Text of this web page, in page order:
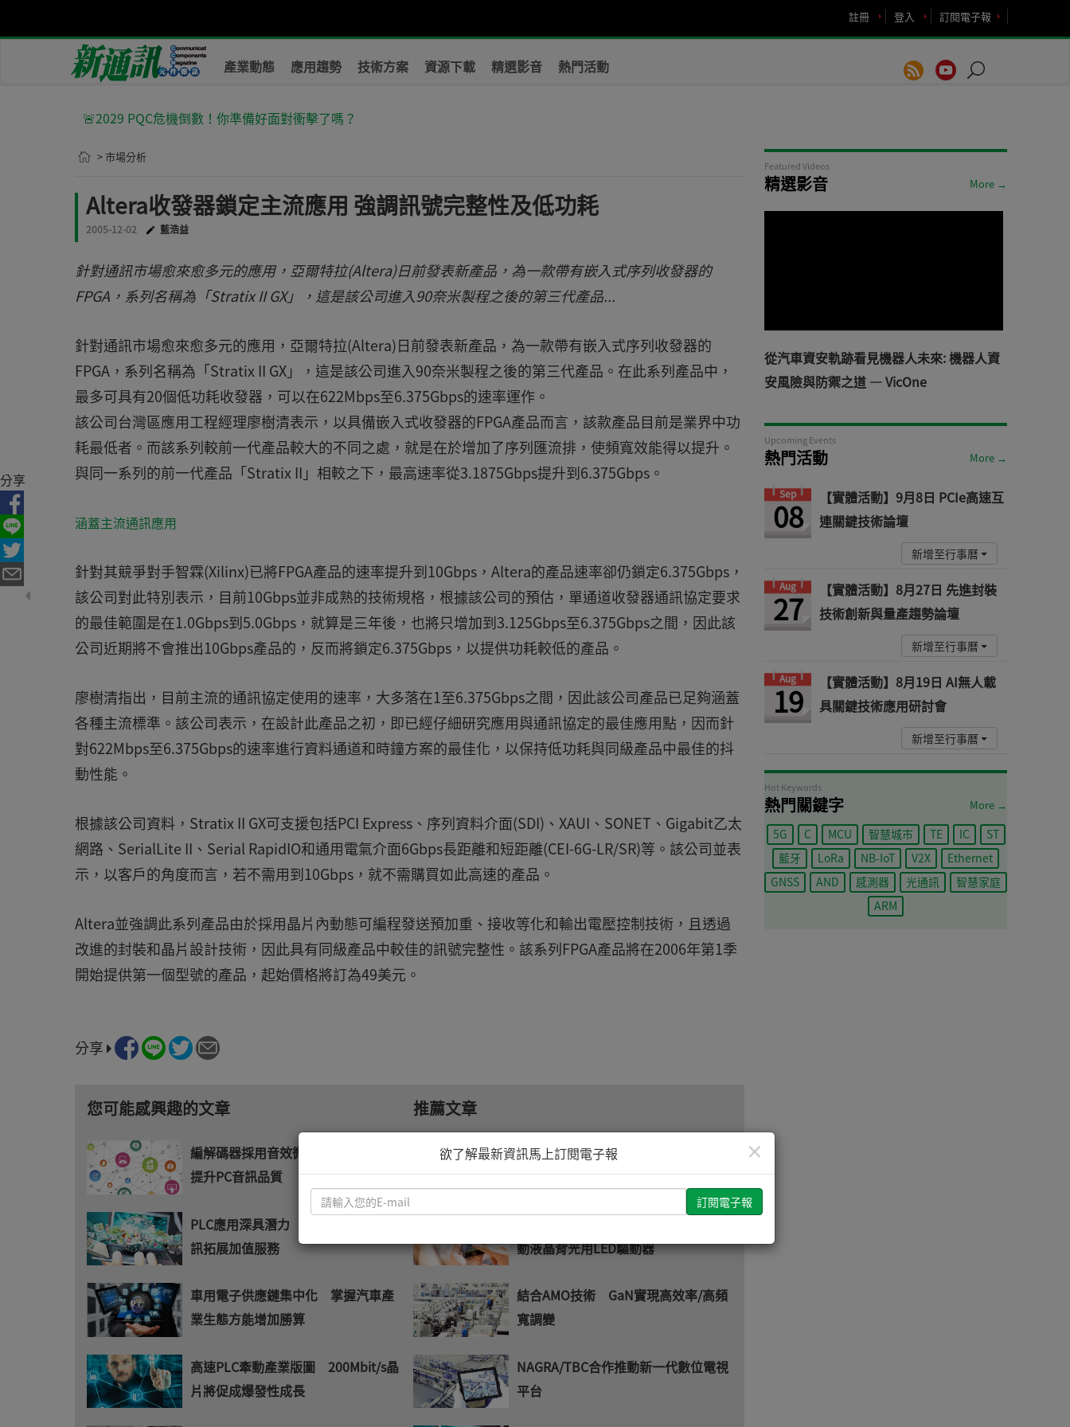
訂閱電子報
登入
註冊
產業動態 應用趨勢 技術方案 資源下載 精選影音 熱門活動
🚨2029 PQC危機倒數！你準備好面對衝擊了嗎？
> 市場分析
Altera收發器鎖定主流應用 強調訊號完整性及低功耗
2005-12-02 藍浩益
針對通訊市場愈來愈多元的應用，亞爾特拉(Altera)日前發表新產品，為一款帶有嵌入式序列收發器的
FPGA，系列名稱為「Stratix II GX」，這是該公司進入90奈米製程之後的第三代產品...
針對通訊市場愈來愈多元的應用，亞爾特拉(Altera)日前發表新產品，為一款帶有嵌入式序列收發器的
FPGA，系列名稱為「Stratix II GX」，這是該公司進入90奈米製程之後的第三代產品。在此系列產品中，
最多可具有20個低功耗收發器，可以在622Mbps至6.375Gbps的速率運作。
該公司台灣區應用工程經理廖樹清表示，以具備嵌入式收發器的FPGA產品而言，該款產品目前是業界中功
耗最低者。而該系列較前一代產品較大的不同之處，就是在於增加了序列匯流排，使頻寬效能得以提升。
與同一系列的前一代產品「Stratix II」相較之下，最高速率從3.1875Gbps提升到6.375Gbps。
涵蓋主流通訊應用
針對其競爭對手智霖(Xilinx)已將FPGA產品的速率提升到10Gbps，Altera的產品速率卻仍鎖定6.375Gbps，
該公司對此特別表示，目前10Gbps並非成熟的技術規格，根據該公司的預估，單通道收發器通訊協定要求
的最佳範圍是在1.0Gbps到5.0Gbps，就算是三年後，也將只增加到3.125Gbps至6.375Gbps之間，因此該
公司近期將不會推出10Gbps產品的，反而將鎖定6.375Gbps，以提供功耗較低的產品。
廖樹清指出，目前主流的通訊協定使用的速率，大多落在1至6.375Gbps之間，因此該公司產品已足夠涵蓋
各種主流標準。該公司表示，在設計此產品之初，即已經仔細研究應用與通訊協定的最佳應用點，因而針
對622Mbps至6.375Gbps的速率進行資料通道和時鐘方案的最佳化，以保持低功耗與同級產品中最佳的抖
動性能。
根據該公司資料，Stratix II GX可支援包括PCI Express、序列資料介面(SDI)、XAUI、SONET、Gigabit乙太
網路、SerialLite II、Serial RapidIO和通用電氣介面6Gbps長距離和短距離(CEI-6G-LR/SR)等。該公司並表
示，以客戶的角度而言，若不需用到10Gbps，就不需購買如此高速的產品。
Altera並強調此系列產品由於採用晶片內動態可編程發送預加重、接收等化和輸出電壓控制技術，且透過
改進的封裝和晶片設計技術，因此具有同級產品中較佳的訊號完整性。該系列FPGA產品將在2006年第1季
開始提供第一個型號的產品，起始價格將訂為49美元。
分享
您可能感興趣的文章
編解碼器採用音效微調技術 亞德諾
提升PC音訊品質
PLC應用深具潛力 結合光纖/衛星通
訊拓展加值服務
車用電子供應鏈集中化 掌握汽車產
業生態方能增加勝算
高速PLC牽動產業版圖 200Mbit/s晶
片將促成爆發性成長
推薦文章
TI推出首款零待機功耗PSR解決方案
動液晶背光用LED驅動器
結合AMO技術 GaN實現高效率/高頻
寬調變
NAGRA/TBC合作推動新一代數位電視
平台
Featured Videos
精選影音 More →
從汽車資安軌跡看見機器人未來: 機器人資
安風險與防禦之道 — VicOne
Upcoming Events
熱門活動 More →
Sep
08
【實體活動】9月8日 PCIe高速互
連關鍵技術論壇
新增至行事曆
Aug
27
【實體活動】8月27日 先進封裝
技術創新與量產趨勢論壇
新增至行事曆
Aug
19
【實體活動】8月19日 AI無人載
具關鍵技術應用研討會
新增至行事曆
Hot Keywords
熱門關鍵字 More →
5G C MCU 智慧城市 TE IC
ST
藍牙
LoRa NB-IoT V2X
Ethernet
GNSS
AND 感測器 光通訊
智慧家庭
ARM
分享
×
欲了解最新資訊馬上訂閱電子報
輸
您
E-
mail